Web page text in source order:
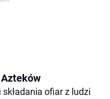
ofiar z ludzi